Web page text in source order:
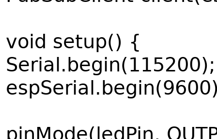
void setup() {
Serial.begin(115200);
pinMode(ledPin,